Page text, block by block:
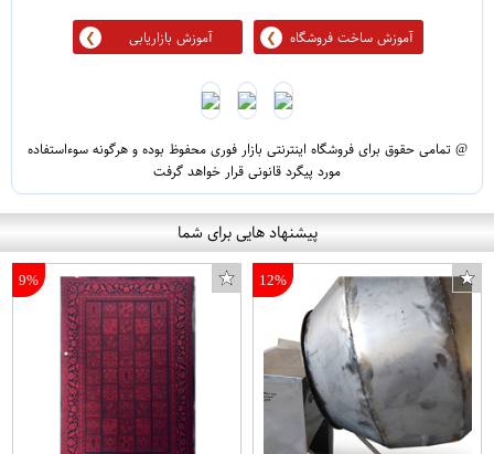
آموزش ساخت فروشگاه آموزش بازاریابی
@ تمامی حقوق برای فروشگاه اینترنتی بازار فوری محفوظ بوده و هرگونه سوءاستفاده
مورد پیگرد قانونی قرار خواهد گرفت
پیشنهاد هایی برای شما
12%
9%